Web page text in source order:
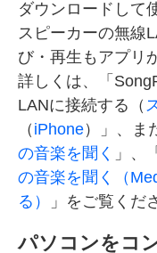
ダウンロードして
スピーカーの無線
び・再生もアプリ
詳しくは、「
LANに接続する（
（ iPhone）」、ま
の音楽を聞く 」、「
の音楽を聞く（
る）
」をご覧くだ
パソコンをコ